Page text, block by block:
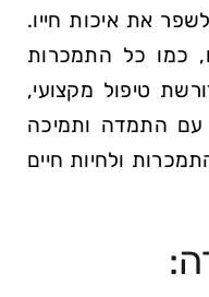
את איכות חייו.
כמו כל התמכרות
טיפול מקצועי,
עם התמדה ותמיכה
ולחיות חיים